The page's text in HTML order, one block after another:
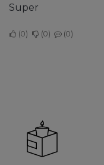
Super
0 0 0